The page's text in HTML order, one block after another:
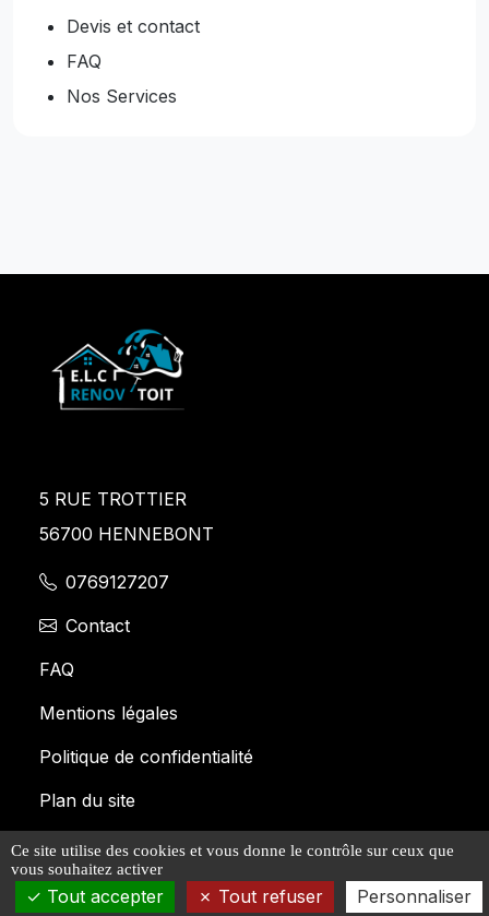
Devis et contact
FAQ
Nos Services
5 RUE TROTTIER
56700 HENNEBONT
0769127207
Contact
FAQ
Mentions légales
Politique de confidentialité
Plan du site
Nos Services
Tous droits réservés | © AERIALGROUP
Ce site utilise des cookies et vous donne le contrôle sur ceux que
vous souhaitez activer
Tout accepter Tout refuser Personnaliser